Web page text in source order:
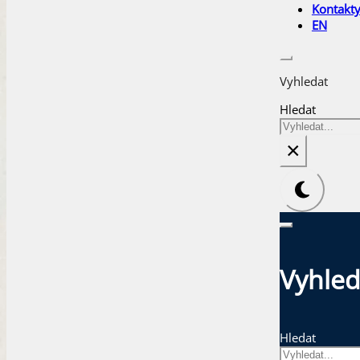
Kontakty
EN
Vyhledat
Hledat
×
Hledat